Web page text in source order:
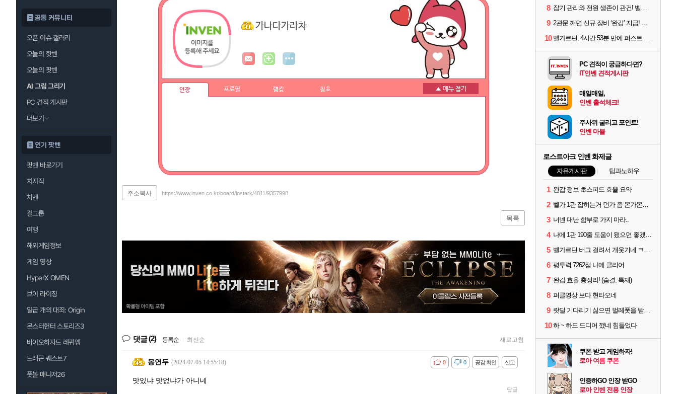
공통 커뮤니티
오픈 이슈 갤러리
오늘의 핫벤
오늘의 팟벤
AI 그림 그리기
PC 견적 게시판
더보기
인기 팟벤
팟벤 바로가기
치지직
차벤
걸그룹
여행
해외게임정보
게임 영상
HyperX OMEN
브이 라이징
일곱 개의 대죄: Origin
몬스터헌터 스토리즈3
바이오하자드 레퀴엠
드래곤 퀘스트7
풋볼 매니저26
가나다가라차
인장 프로필 랭킹 칭호
주소복사 https://www.inven.co.kr/board/lostark/4811/9357998
목록
댓글(2) 등록순 최신순 새로고침
몽연두 (2024-07-05 14:55:18) 신고
공감 확인
비공감 0
0
맛있냐 맛없냐가 아니네
답글
8 잡기 관리와 전원 생존이 관건! 벨가르딘 유물 칭호 획득방법 정리
9 2관문 깨면 신규 장비 ‘완갑’ 지급! 그림자 레이드 벨가르딘 공개
10 벨가르딘, 4시간 53분 만에 퍼스트 클리어 나왔다
PC 견적이 궁금하다면?
IT인벤 견적게시판
매일매일,
인벤 출석체크!
주사위 굴리고 포인트!
인벤 마블
로스트아크 인벤 화제글
자유게시판 팁과노하우
1 완갑 정보 초스피드 효율 요약
2 벨가 1관 잡히는거 먼가 좀 몬가몬가네..
3 너넨 대난 함부로 가지 마라..
4 나메 1관 190줄 도움이 됐으면 좋겠는 팁
5 벨가르딘 버그 걸려서 개웃기네 ㅋㅋㅋㅋ ㅠ
6 평투력 7262점 나메 클리어
7 완갑 효율 총정리! (숨결, 특재)
8 퍼클영상 보다 현타오네
9 랏딜 기다리기 싫으면 벌레폿을 받지마라
10 하 ~ 하드 드디어 깼네 힘들었다
쿠폰 받고 게임하자!
로아 여름 쿠폰
인증하GO 인장 받GO
로아 인벤 전용 인장